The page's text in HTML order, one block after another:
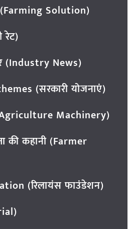
Solution)
रेट)
(Industry News)
(सरकारी योजनाएं)
Machinery)
की कहानी (Farmer
(रिलायंस फाउंडेशन)